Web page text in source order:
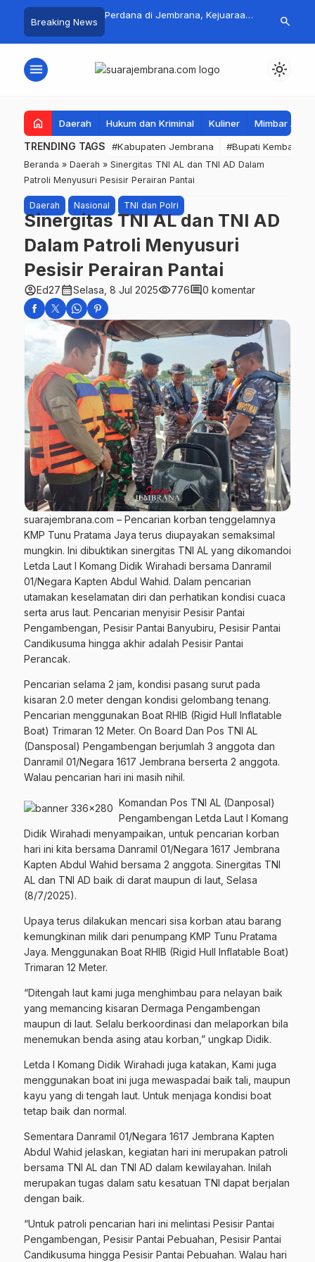
Breaking News
Ribuan Crosser
Kota Negara ke-
Perdana di Jembrana, Kejuaraan
Pasar
Tembus
search
menu light_mode
home Daerah Hukum dan Kriminal Kuliner Mimbar
TRENDING TAGS #Kabupaten Jembrana #Bupati Kembang
Beranda » Daerah » Sinergitas TNI AL dan TNI AD Dalam
Patroli Menyusuri Pesisir Perairan Pantai
Daerah Nasional TNI dan Polri
Sinergitas TNI AL dan TNI AD
Dalam Patroli Menyusuri
Pesisir Perairan Pantai
account_circleEd27calendar_monthSelasa, 8 Jul 2025visibility776comment0 komentar
suarajembrana.com – Pencarian korban tenggelamnya
KMP Tunu Pratama Jaya terus diupayakan semaksimal
mungkin. Ini dibuktikan sinergitas TNI AL yang dikomandoi
Letda Laut I Komang Didik Wirahadi bersama Danramil
01/Negara Kapten Abdul Wahid. Dalam pencarian
utamakan keselamatan diri dan perhatikan kondisi cuaca
serta arus laut. Pencarian menyisir Pesisir Pantai
Pengambengan, Pesisir Pantai Banyubiru, Pesisir Pantai
Candikusuma hingga akhir adalah Pesisir Pantai
Perancak.
Pencarian selama 2 jam, kondisi pasang surut pada
kisaran 2.0 meter dengan kondisi gelombang tenang.
Pencarian menggunakan Boat RHIB (Rigid Hull Inflatable
Boat) Trimaran 12 Meter. On Board Dan Pos TNI AL
(Dansposal) Pengambengan berjumlah 3 anggota dan
Danramil 01/Negara 1617 Jembrana berserta 2 anggota.
Walau pencarian hari ini masih nihil.
Komandan Pos TNI AL (Danposal)
Pengambengan Letda Laut I Komang
Didik Wirahadi menyampaikan, untuk pencarian korban
hari ini kita bersama Danramil 01/Negara 1617 Jembrana
Kapten Abdul Wahid bersama 2 anggota. Sinergitas TNI
AL dan TNI AD baik di darat maupun di laut, Selasa
(8/7/2025).
Upaya terus dilakukan mencari sisa korban atau barang
kemungkinan milik dari penumpang KMP Tunu Pratama
Jaya. Menggunakan Boat RHIB (Rigid Hull Inflatable Boat)
Trimaran 12 Meter.
“Ditengah laut kami juga menghimbau para nelayan baik
yang memancing kisaran Dermaga Pengambengan
maupun di laut. Selalu berkoordinasi dan melaporkan bila
menemukan benda asing atau korban,” ungkap Didik.
Letda I Komang Didik Wirahadi juga katakan, Kami juga
menggunakan boat ini juga mewaspadai baik tali, maupun
kayu yang di tengah laut. Untuk menjaga kondisi boat
tetap baik dan normal.
Sementara Danramil 01/Negara 1617 Jembrana Kapten
Abdul Wahid jelaskan, kegiatan hari ini merupakan patroli
bersama TNI AL dan TNI AD dalam kewilayahan. Inilah
merupakan tugas dalam satu kesatuan TNI dapat berjalan
dengan baik.
“Untuk patroli pencarian hari ini melintasi Pesisir Pantai
Pengambengan, Pesisir Pantai Pebuahan, Pesisir Pantai
Candikusuma hingga Pesisir Pantai Pebuahan. Walau hari